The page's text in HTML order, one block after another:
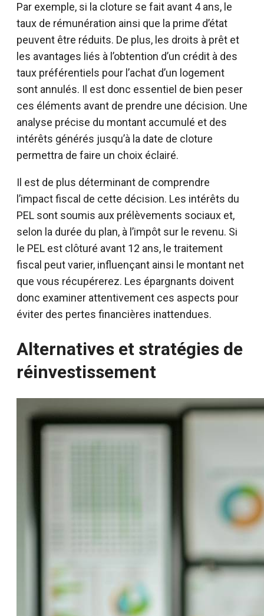
Par exemple, si la cloture se fait avant 4 ans, le
taux de rémunération ainsi que la prime d’état
peuvent être réduits. De plus, les droits à prêt et
les avantages liés à l’obtention d’un crédit à des
taux préférentiels pour l’achat d’un logement
sont annulés. Il est donc essentiel de bien peser
ces éléments avant de prendre une décision. Une
analyse précise du montant accumulé et des
intérêts générés jusqu’à la date de cloture
permettra de faire un choix éclairé.
Il est de plus déterminant de comprendre
l’impact fiscal de cette décision. Les intérêts du
PEL sont soumis aux prélèvements sociaux et,
selon la durée du plan, à l’impôt sur le revenu. Si
le PEL est clôturé avant 12 ans, le traitement
fiscal peut varier, influençant ainsi le montant net
que vous récupérerez. Les épargnants doivent
donc examiner attentivement ces aspects pour
éviter des pertes financières inattendues.
Alternatives et stratégies de
réinvestissement